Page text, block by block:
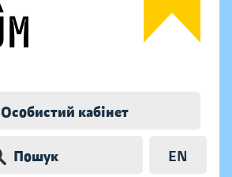
Особистий кабінет
Пошук EN